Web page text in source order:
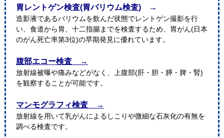
胃レントゲン検査(胃バリウム検査) →
造影液であるバリウムを飲んだ状態でレントゲン撮影を行
い、食道から胃、十二指腸までを検査するため、胃がん(日本
のがん死亡率第3位)の早期発見に優れています。
腹部エコー検査 →
放射線被曝や痛みなどがなく、上腹部(肝・胆・膵・脾・腎)
を観察することが可能です。
マンモグラフィ検査 →
放射線を用いて乳がんによるしこりや微細な石灰化の有無を
調べる検査です。